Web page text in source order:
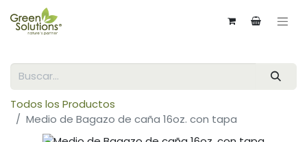
Todos los Productos
Medio de Bagazo de caña 16oz. con tapa